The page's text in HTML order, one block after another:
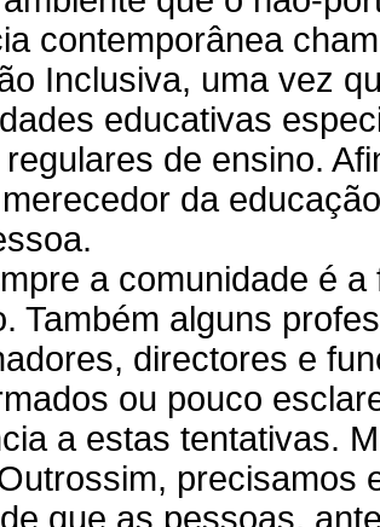
contemporânea
Inclusiva, uma vez
educativas
de ensino.
da
a comunidade é a
Também alguns
directores e
ou pouco
a estas tentativas.
precisamos
que as pessoas,